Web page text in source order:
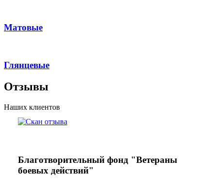
Матовые
Глянцевые
Отзывы
Наших клиентов
Благотворительный фонд "Ветераны
боевых действий"